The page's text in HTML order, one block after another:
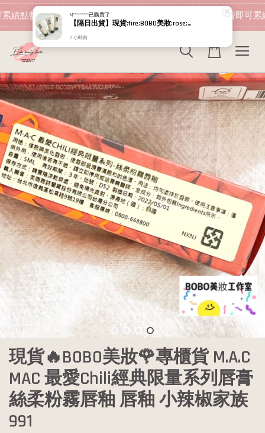
績點數 下筆消費即可折抵 加入會員 消費即可累
現貨🔥BOBO美妝🌹專櫃貨 M.A.C
MAC 最愛Chili經典限量系列唇膏
絲柔粉霧唇釉 唇釉 小辣椒家族
991
M*********已購買了
【隔日出貨】現貨:fire:BOBO美妝:rose:專櫃貨 植村秀 無極限超持久輕粉底 小方瓶PLUS 664 5ml
2 小時前